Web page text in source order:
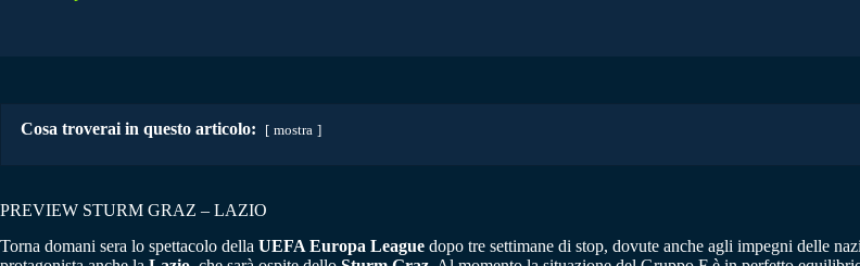
Cosa troverai in questo articolo: mostra
PREVIEW STURM GRAZ – LAZIO
Torna domani sera lo spettacolo della UEFA Europa League dopo tre settimane di stop, dovute anche agli impegni delle